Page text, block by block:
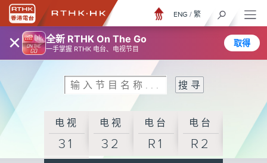
× 全新 RTHK On The Go
一手掌握 RTHK 电台、电视节目
取得
ENG / 繁
电视
31
电视
32
电台
R1
电台
R2